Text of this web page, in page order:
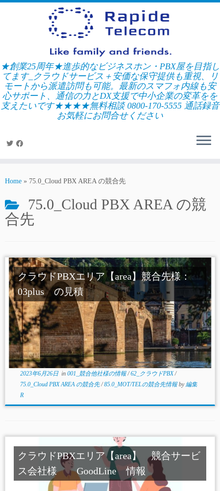
Skip
★創業25周年★進歩的なビジネスホン・PBX屋を目指し
てます_クラウドサービス＋安価な保守提供も重視、リ
モートから派遣訪問も可能。最新のスマフォ内線も安
心サポート、通信の力とDX支援で中小企業の変革をを
支えたいです★★★★無料相談 0800-170-5555 通話録音
お気軽にお問合せください
Home » 75.0_Cloud PBX AREA の競合先
75.0_Cloud PBX AREA の競
合先
クラウドPBXエリア【area】競合先様：
03plus の見積
2023年6月26日in 001_競合他社様の情報/62_クラウドPBX/
75.0_Cloud PBX AREA の競合先/85.0_MOT/TELの競合先情報by編集
R
クラウドPBXエリア【area】 競合サービ
ス会社様 GoodLine 情報